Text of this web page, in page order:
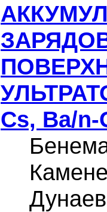
Cs, Ba/n-